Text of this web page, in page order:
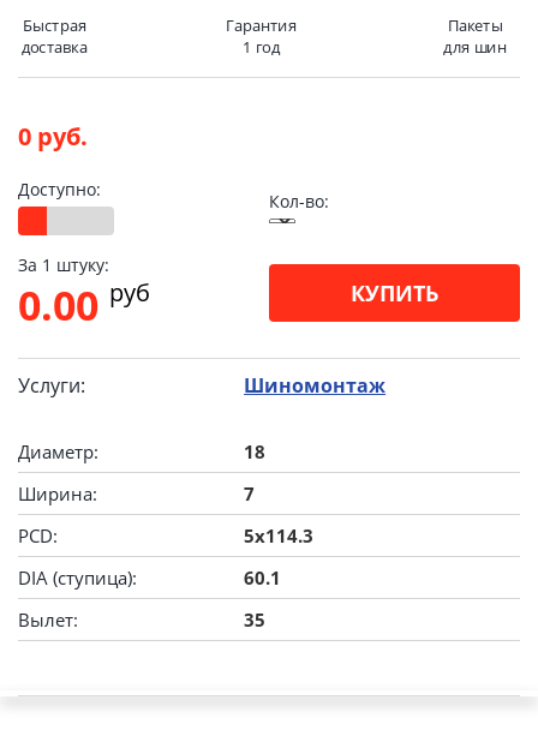
Быстрая
доставка
Гарантия
1 год
Пакеты
для шин
0 руб.
Доступно:
Кол-во:
За 1 штуку:
0.00 pуб КУПИТЬ
Услуги: Шиномонтаж
Диаметр:
18
Ширина:
7
PCD:
5x114.3
DIA (ступица):
60.1
Вылет:
35